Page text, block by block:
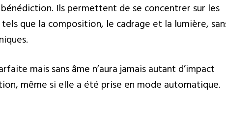
Ils permettent de se concentrer sur les
que la composition, le cadrage et la lumière,
mais sans âme n’aura jamais autant d’impact
même si elle a été prise en mode automatique.